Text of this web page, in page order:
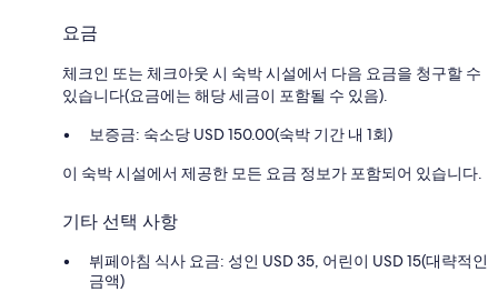
요금
체크인 또는 체크아웃 시 숙박 시설에서 다음 요금을 청구할 수
있습니다(요금에는 해당 세금이 포함될 수 있음).
보증금: 숙소당 USD 150.00(숙박 기간 내 1회)
이 숙박 시설에서 제공한 모든 요금 정보가 포함되어 있습니다.
기타 선택 사항
뷔페아침 식사 요금: 성인 USD 35, 어린이 USD 15(대략적인
금액)